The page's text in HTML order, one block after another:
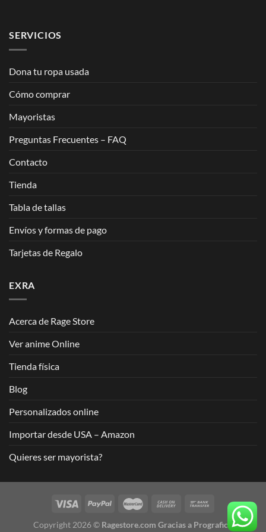
SERVICIOS
Dona tu ropa usada
Cómo comprar
Mayoristas
Preguntas Frecuentes – FAQ
Contacto
Tienda
Tabla de tallas
Envíos y formas de pago
Tarjetas de Regalo
EXRA
Acerca de Rage Store
Ver anime Online
Tienda física
Blog
Personalizados online
Importar desde USA – Amazon
Quieres ser mayorista?
Copyright 2026 © Ragestore.com Gracias a Prograficx